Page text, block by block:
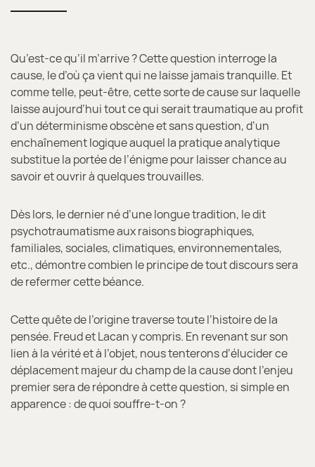
Qu’est-ce qu’il m’arrive ? Cette question interroge la
cause, le d’où ça vient qui ne laisse jamais tranquille. Et
comme telle, peut-être, cette sorte de cause sur laquelle
laisse aujourd’hui tout ce qui serait traumatique au profit
d’un déterminisme obscène et sans question, d’un
enchaînement logique auquel la pratique analytique
substitue la portée de l’énigme pour laisser chance au
savoir et ouvrir à quelques trouvailles.
Dès lors, le dernier né d’une longue tradition, le dit
psychotraumatisme aux raisons biographiques,
familiales, sociales, climatiques, environnementales,
etc., démontre combien le principe de tout discours sera
de refermer cette béance.
Cette quête de l’origine traverse toute l’histoire de la
pensée. Freud et Lacan y compris. En revenant sur son
lien à la vérité et à l’objet, nous tenterons d’élucider ce
déplacement majeur du champ de la cause dont l’enjeu
premier sera de répondre à cette question, si simple en
apparence : de quoi souffre-t-on ?